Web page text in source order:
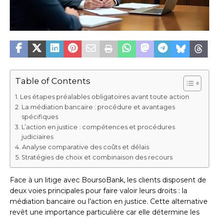
Table of Contents
Les étapes préalables obligatoires avant toute action
La médiation bancaire : procédure et avantages
spécifiques
L’action en justice : compétences et procédures
judiciaires
Analyse comparative des coûts et délais
Stratégies de choix et combinaison des recours
Face à un litige avec BoursoBank, les clients disposent de
deux voies principales pour faire valoir leurs droits : la
médiation bancaire ou l’action en justice. Cette alternative
revêt une importance particulière car elle détermine les